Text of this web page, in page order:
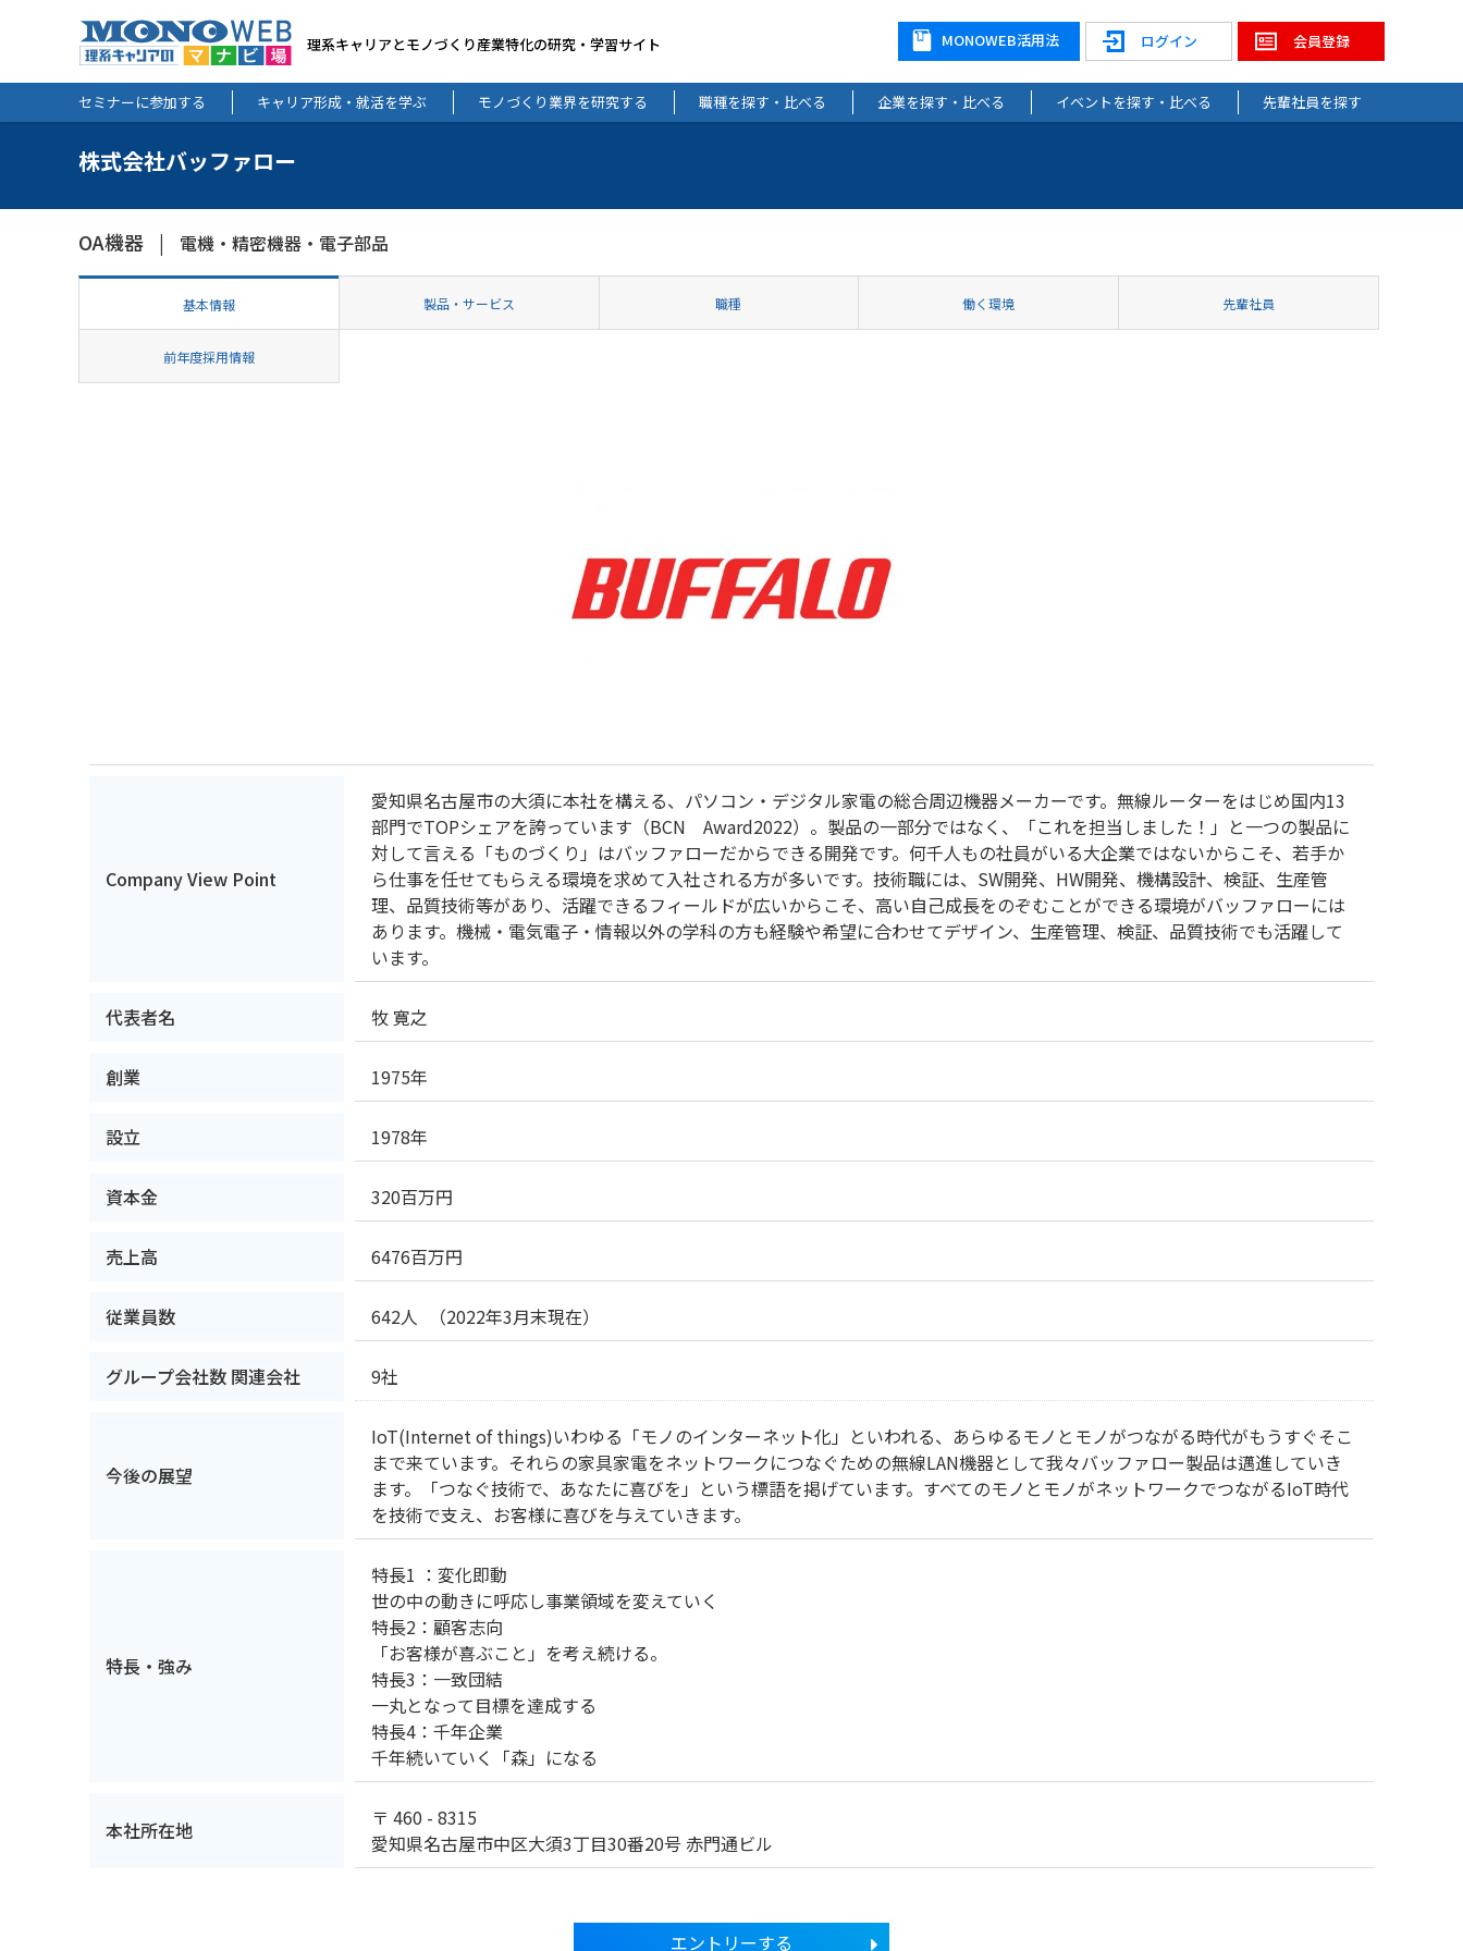
理系キャリアとモノづくり産業特化の研究・学習サイト 会員登録
ログイン
MONOWEB活用法
セミナーに参加する キャリア形成・就活を学ぶ モノづくり業界を研究する 職種を探す・比べる 企業を探す・比べる イベントを探す・比べる 先輩社員を探す
株式会社バッファロー
OA機器 電機・精密機器・電子部品
基本情報 製品・サービス 職種 働く環境 先輩社員
前年度採用情報
Company View Point
愛知県名古屋市の大須に本社を構える、パソコン・デジタル家電の総合周辺機器メーカーです。無線ルーターをはじめ国内13
部門でTOPシェアを誇っています（BCN Award2022）。製品の一部分ではなく、「これを担当しました！」と一つの製品に
対して言える「ものづくり」はバッファローだからできる開発です。何千人もの社員がいる大企業ではないからこそ、若手か
ら仕事を任せてもらえる環境を求めて入社される方が多いです。技術職には、SW開発、HW開発、機構設計、検証、生産管
理、品質技術等があり、活躍できるフィールドが広いからこそ、高い自己成長をのぞむことができる環境がバッファローには
あります。機械・電気電子・情報以外の学科の方も経験や希望に合わせてデザイン、生産管理、検証、品質技術でも活躍して
います。
代表者名 牧 寛之
創業 1975年
設立 1978年
資本金 320百万円
売上高 6476百万円
従業員数 642人 （2022年3月末現在）
グループ会社数 関連会社 9社
今後の展望
IoT(Internet of things)いわゆる「モノのインターネット化」といわれる、あらゆるモノとモノがつながる時代がもうすぐそこ
まで来ています。それらの家具家電をネットワークにつなぐための無線LAN機器として我々バッファロー製品は邁進していき
ます。「つなぐ技術で、あなたに喜びを」という標語を掲げています。すべてのモノとモノがネットワークでつながるIoT時代
を技術で支え、お客様に喜びを与えていきます。
特長・強み
特長1 ：変化即動
世の中の動きに呼応し事業領域を変えていく
特長2：顧客志向
「お客様が喜ぶこと」を考え続ける。
特長3：一致団結
一丸となって目標を達成する
特長4：千年企業
千年続いていく「森」になる
本社所在地
〒 460 - 8315
愛知県名古屋市中区大須3丁目30番20号 赤門通ビル
エントリーする